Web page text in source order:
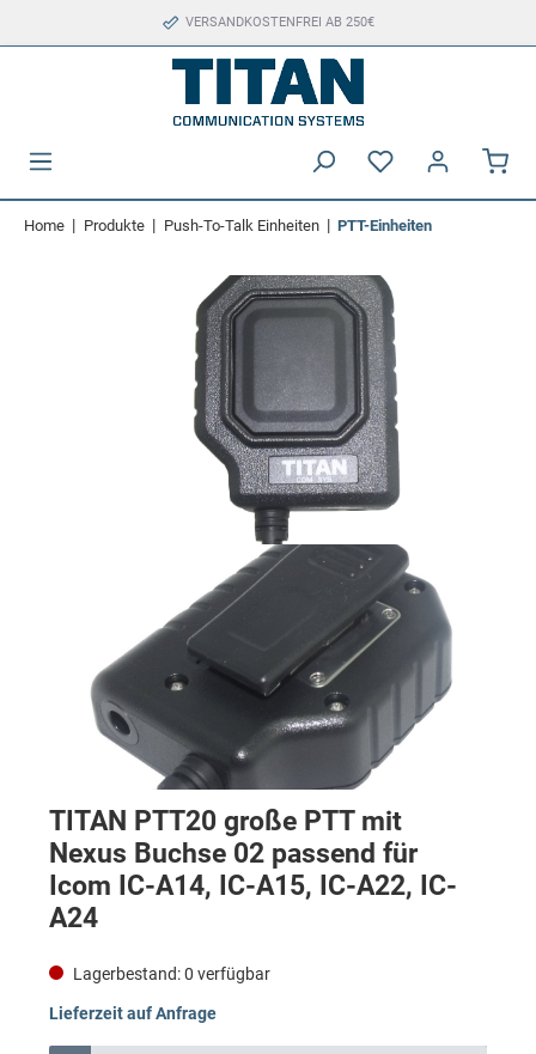
VERSANDKOSTENFREI AB 250€
Home | Produkte | Push-To-Talk Einheiten | PTT-Einheiten
TITAN PTT20 große PTT mit
Nexus Buchse 02 passend für
Icom IC-A14, IC-A15, IC-A22, IC-
A24
Lagerbestand:0 verfügbar
Lieferzeit auf Anfrage